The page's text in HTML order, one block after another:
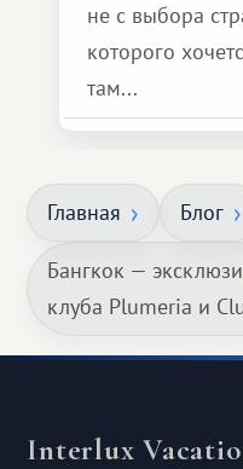
не с выбора
которого
там...
Главная Блог
Бангкок —
клуба Plumeria и
Interlux